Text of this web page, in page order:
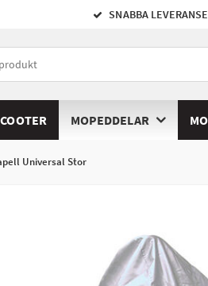
SNABBA
MOPEDDELAR
Universal Stor